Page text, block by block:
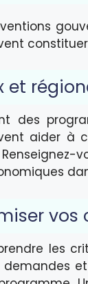
et
des
aider à
vos
les
demandes